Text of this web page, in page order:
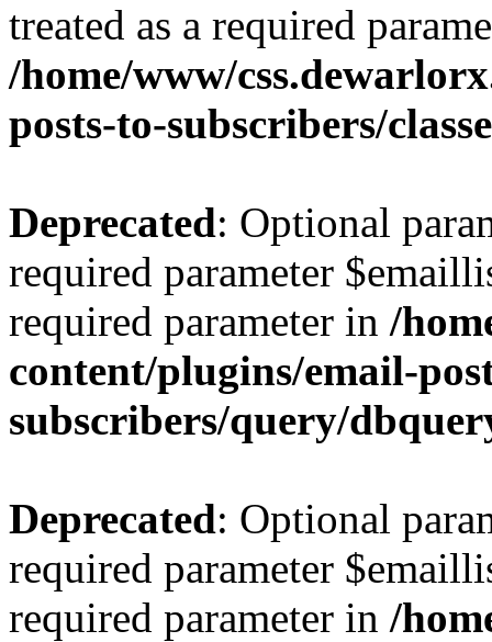
treated as a required
/home/www/
posts-to-subscribers/
Deprecated: Optional
required parameter
required parameter in /
content/plugins/email-
subscribers/query/
Deprecated: Optional
required parameter
required parameter in /